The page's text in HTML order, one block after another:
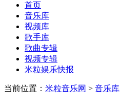
首页
音乐库
视频库
歌手库
歌曲专辑
视频专辑
米粒娱乐快报
当前位置： 米粒音乐网 > 音乐库